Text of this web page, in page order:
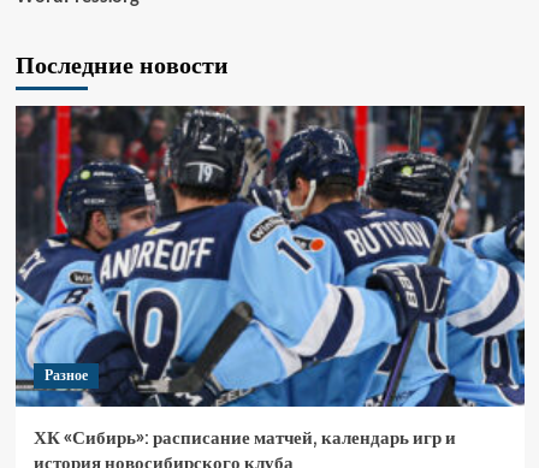
Последние новости
Разное
ХК «Сибирь»: расписание матчей, календарь игр и
история новосибирского клуба